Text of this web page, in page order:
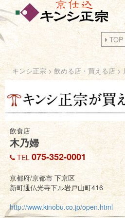
TOP
キンシ正宗 > 飲める店・買える店 >
飲食店
木乃婦
TEL 075-352-0001
京都府/京都市 下京区
新町通仏光寺下ル岩戸山町416
http://www.kinobu.co.jp/open.html